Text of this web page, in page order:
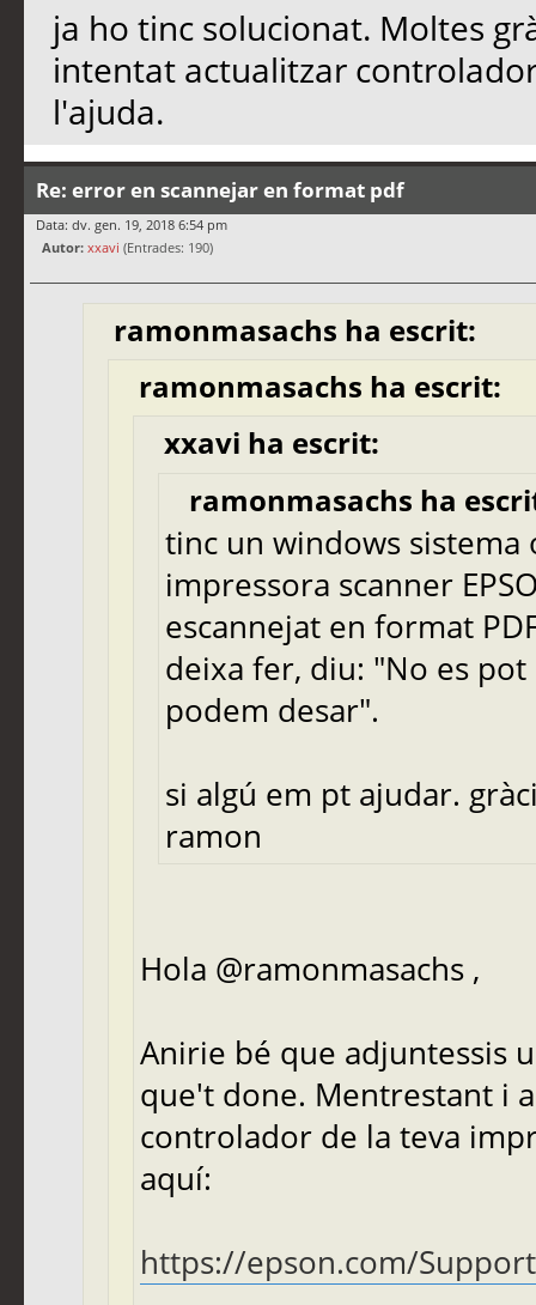
ja ho tinc solucionat. Moltes
intentat actualitzar
l'ajuda.
Re: error en scannejar en format pdf
Data: dv. gen. 19, 2018 6:54 pm
Autor: xxavi (Entrades: 190)
ramonmasachs ha escrit:
ramonmasachs ha escrit:
xxavi ha escrit:
ramonmasachs ha
tinc un windows
impressora scanner
escannejat en format
deixa fer, diu: "No es
podem desar".
si algú em pt ajudar.
ramon
Hola @ramonmasachs ,
Anirie bé que adjuntessis
que't done. Mentrestant i
controlador de la teva
aquí:
https://epson.com/